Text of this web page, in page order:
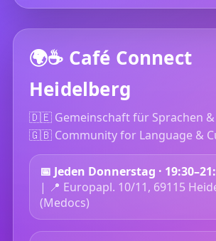
🌍☕ Café Connect
Heidelberg
🇩🇪 Gemeinschaft für Sprachen
🇬🇧 Community for Language &
📅 Jeden Donnerstag ·
| 📍 Europapl. 10/11, 69115
(Medocs)